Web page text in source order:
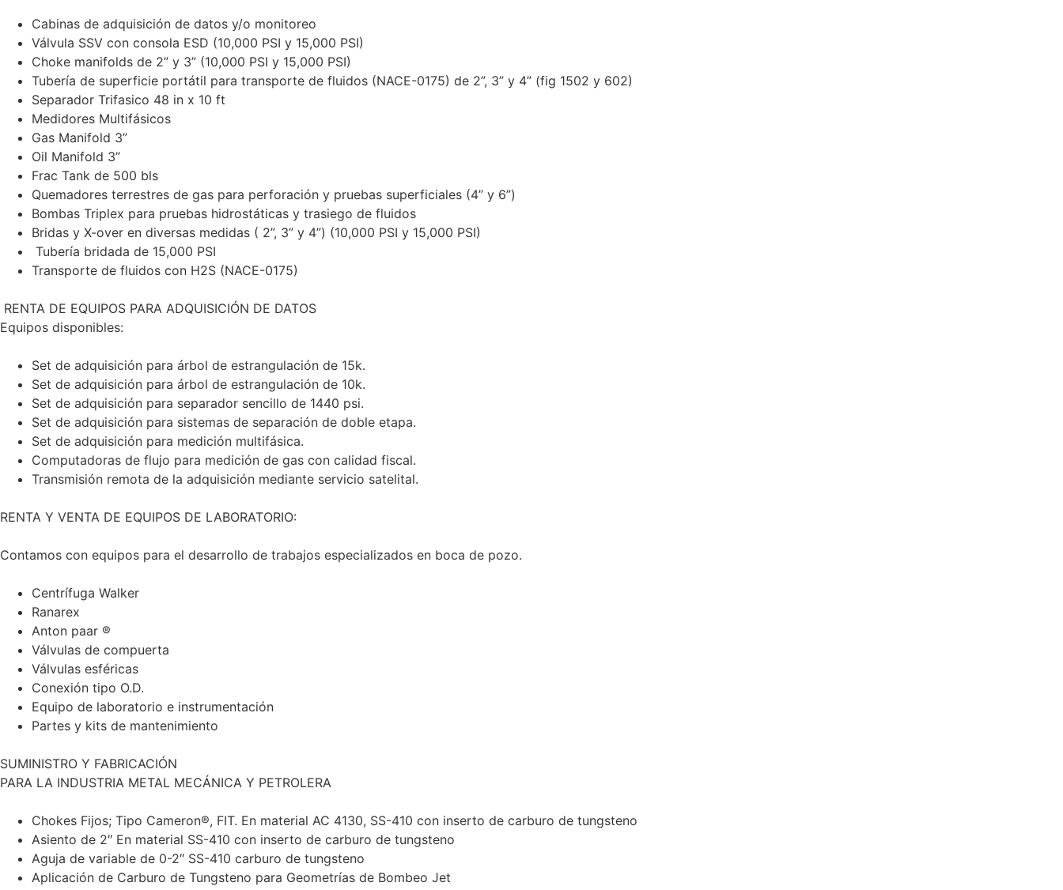
Cabinas de adquisición de datos y/o monitoreo
Válvula SSV con consola ESD (10,000 PSI y 15,000 PSI)
Choke manifolds de 2” y 3” (10,000 PSI y 15,000 PSI)
Tubería de superficie portátil para transporte de fluidos (NACE-0175) de 2”, 3” y 4” (fig 1502 y 602)
Separador Trifasico 48 in x 10 ft
Medidores Multifásicos
Gas Manifold 3”
Oil Manifold 3”
Frac Tank de 500 bls
Quemadores terrestres de gas para perforación y pruebas superficiales (4” y 6”)
Bombas Triplex para pruebas hidrostáticas y trasiego de fluidos
Bridas y X-over en diversas medidas ( 2”, 3” y 4”) (10,000 PSI y 15,000 PSI)
Tubería bridada de 15,000 PSI
Transporte de fluidos con H2S (NACE-0175)
RENTA DE EQUIPOS PARA ADQUISICIÓN DE DATOS
Equipos disponibles:
Set de adquisición para árbol de estrangulación de 15k.
Set de adquisición para árbol de estrangulación de 10k.
Set de adquisición para separador sencillo de 1440 psi.
Set de adquisición para sistemas de separación de doble etapa.
Set de adquisición para medición multifásica.
Computadoras de flujo para medición de gas con calidad fiscal.
Transmisión remota de la adquisición mediante servicio satelital.
RENTA Y VENTA DE EQUIPOS DE LABORATORIO:
Contamos con equipos para el desarrollo de trabajos especializados en boca de pozo.
Centrífuga Walker
Ranarex
Anton paar ®
Válvulas de compuerta
Válvulas esféricas
Conexión tipo O.D.
Equipo de laboratorio e instrumentación
Partes y kits de mantenimiento
SUMINISTRO Y FABRICACIÓN
PARA LA INDUSTRIA METAL MECÁNICA Y PETROLERA
Chokes Fijos; Tipo Cameron®, FIT. En material AC 4130, SS-410 con inserto de carburo de tungsteno
Asiento de 2″ En material SS-410 con inserto de carburo de tungsteno
Aguja de variable de 0-2″ SS-410 carburo de tungsteno
Aplicación de Carburo de Tungsteno para Geometrías de Bombeo Jet